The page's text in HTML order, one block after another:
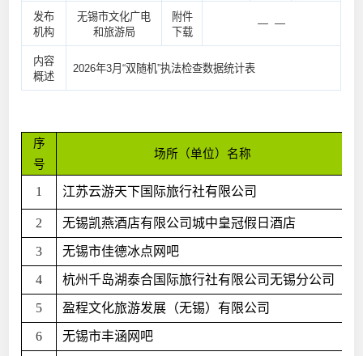
发布
机构
无锡市文化广电
和旅游局
附件
下载
— —
内容
概述
2026年3月“双随机”执法检查数据统计表
序
号
场所（单位）名称
1 江苏云游天下国际旅行社有限公司
2 无锡凯燕酒店有限公司城中皇冠假日酒店
3 无锡市佳德冰点网吧
4 杭州千岛湖泰合国际旅行社有限公司无锡分公司
5 盈程文化旅游发展（无锡）有限公司
6 无锡市丰涵网吧